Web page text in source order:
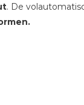
. De